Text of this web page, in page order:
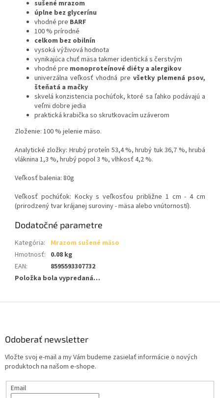
sušené mrazom
úplne bez glycerínu
vhodné pre BARF
100 % prírodné
celkom bez obilnín
vysoká výživová hodnota
vynikajúca chuť mäsa takmer identická s čerstvým
vhodné pre monoproteínové diéty a alergikov
univerzálna veľkosť vhodná pre všetky plemená psov,
šteňatá a mačky
skvelá konzistencia pochúťok, ktoré sa ľahko podávajú a
veľmi dobre jedia
praktická krabička so skrutkovacím uzáverom
Zloženie: 100 % jelenie mäso.
Analytické zložky: Hrubý proteín 53,4 %, hrubý tuk 36,7 %, hrubá
vláknina 1,3 %, hrubý popol 3 %, vlhkosť 4,2 %.
Veľkosť balenia: 80g
Veľkosť pochúťok: Kocky s veľkosťou približne 1 cm - 4 cm
(prirodzený tvar krájanej suroviny - mäsa alebo vnútorností).
Dodatočné parametre
Kategória:
Mrazom sušené mäso
Hmotnosť: 0.08 kg
EAN:
8595593307732
Položka bola vypredaná…
Odoberať newsletter
Vložte svoj e-mail a my Vám budeme zasielať informácie o nových
produktoch na našom e-shope.
Email